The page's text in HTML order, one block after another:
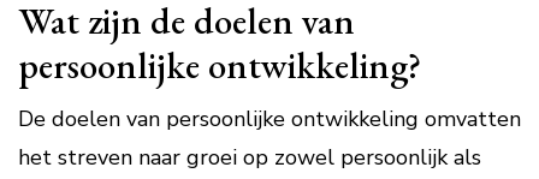
Wat zijn de doelen van
persoonlijke ontwikkeling?
De doelen van persoonlijke ontwikkeling omvatten
het streven naar groei op zowel persoonlijk als